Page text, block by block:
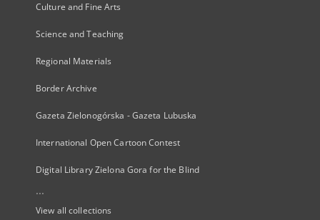
Culture and Fine Arts
Science and Teaching
Regional Materials
Border Archive
Gazeta Zielonogórska - Gazeta Lubuska
International Open Cartoon Contest
Digital Library Zielona Gora for the Blind
...
View all collections